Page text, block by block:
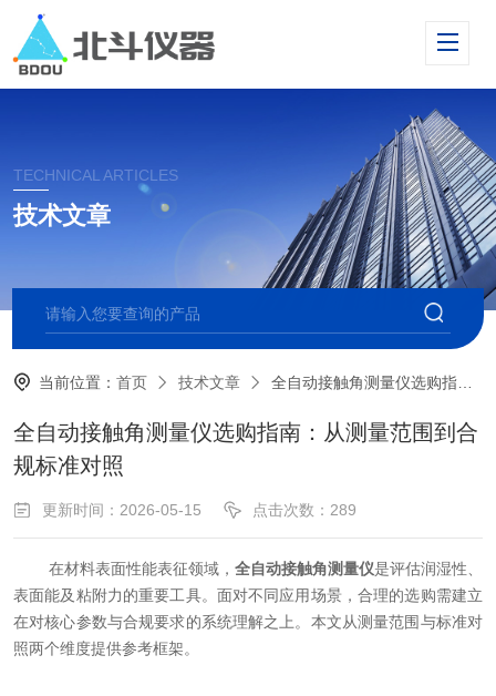
TECHNICAL ARTICLES
技术文章
当前位置：首页 技术文章 全自动接触角测量仪选购指南：从测量范围到合规标准对照
全自动接触角测量仪选购指南：从测量范围到合
规标准对照
更新时间：2026-05-15 点击次数：289
在材料表面性能表征领域， 全自动接触角测量仪是评估润湿性、
表面能及粘附力的重要工具。面对不同应用场景，合理的选购需建立
在对核心参数与合规要求的系统理解之上。本文从测量范围与标准对
照两个维度提供参考框架。